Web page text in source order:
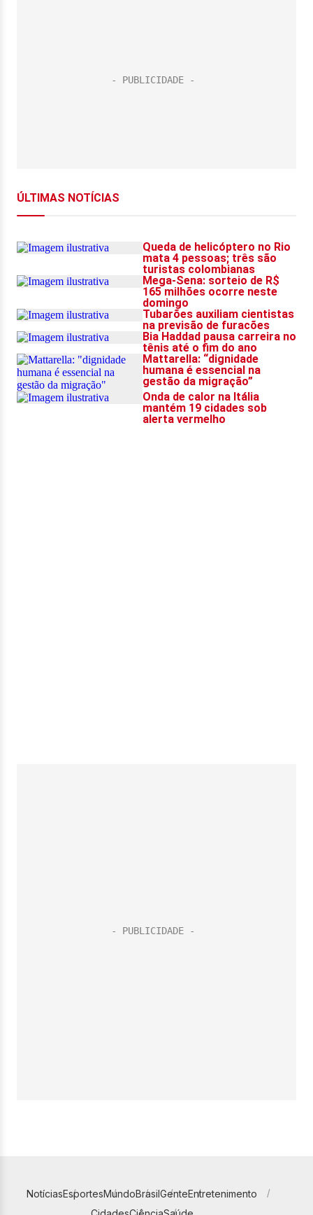
NotíciasEsportesMundoBrasilGenteEntretenimento